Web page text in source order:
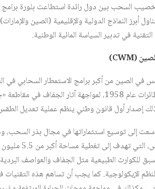
السحب بين دول رائدة استطاعت بلورة
أبرز النماذج الدولية والإقليمية (الصين
في تدبير السياسة المائية الوطنية.
CWM
)
في الصين من أكبر برامج الاستمطار السحابي في
إلى توسيع استثماراتها في مجال بذر
للكوارث الطبيعية مثل الجفاف والعواصف
الإيكولوجية. كما يجب أن تساهم هذه التقنيات